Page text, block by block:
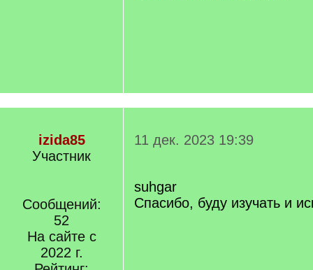
izida85
Участник
Сообщений:
52
На сайте с
2022 г.
11 дек. 2023 19:39
suhgar
Спасибо, буду изучать и